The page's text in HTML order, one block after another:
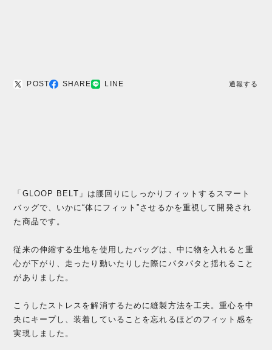
POST SHARE LINE 通報する
「GLOOP BELT」は腰回りにしっかりフィットするスマート
バッグで、いかに“体にフィット”させるかを重視して開発され
た商品です。
従来の伸縮する生地を使用したバッグは、中に物を入れると重
心が下がり、走ったり動いたりした際にパタパタと揺れること
がありました。
こうしたストレスを解消するために縫製方法を工夫。重心を中
央にキープし、装着していることを忘れるほどのフィット感を
実現しました。